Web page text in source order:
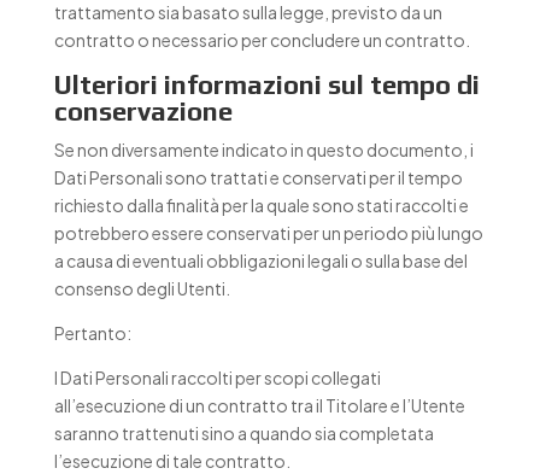
trattamento sia basato sulla legge, previsto da un
contratto o necessario per concludere un contratto.
Ulteriori informazioni sul tempo di
conservazione
Se non diversamente indicato in questo documento, i
Dati Personali sono trattati e conservati per il tempo
richiesto dalla finalità per la quale sono stati raccolti e
potrebbero essere conservati per un periodo più lungo
a causa di eventuali obbligazioni legali o sulla base del
consenso degli Utenti.
Pertanto:
I Dati Personali raccolti per scopi collegati
all’esecuzione di un contratto tra il Titolare e l’Utente
saranno trattenuti sino a quando sia completata
l’esecuzione di tale contratto.